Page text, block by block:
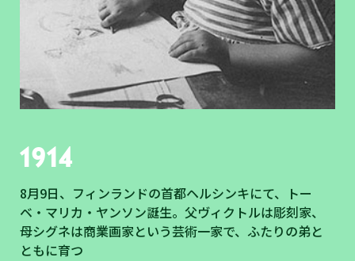
1914
8月9日、フィンランドの首都ヘルシンキにて、トー
ベ・マリカ・ヤンソン誕生。父ヴィクトルは彫刻家、
母シグネは商業画家という芸術一家で、ふたりの弟と
ともに育つ